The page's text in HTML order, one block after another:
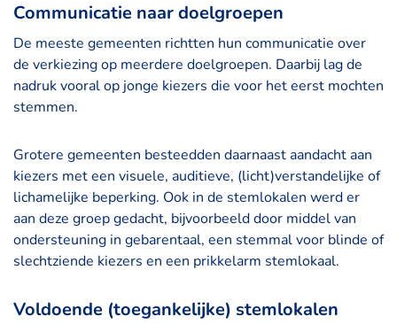
Communicatie naar doelgroepen
De meeste gemeenten richtten hun communicatie over
de verkiezing op meerdere doelgroepen. Daarbij lag de
nadruk vooral op jonge kiezers die voor het eerst mochten
stemmen.
Grotere gemeenten besteedden daarnaast aandacht aan
kiezers met een visuele, auditieve, (licht)verstandelijke of
lichamelijke beperking. Ook in de stemlokalen werd er
aan deze groep gedacht, bijvoorbeeld door middel van
ondersteuning in gebarentaal, een stemmal voor blinde of
slechtziende kiezers en een prikkelarm stemlokaal.
Voldoende (toegankelijke) stemlokalen